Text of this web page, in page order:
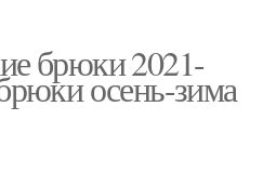
брюки 2021-
осень-зима